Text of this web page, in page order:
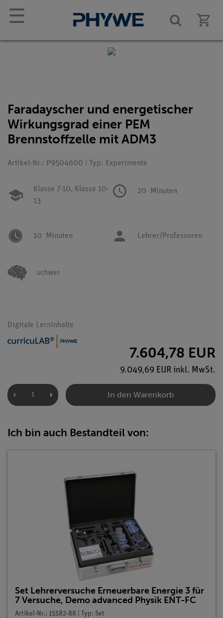
☰
Faradayscher und energetischer
Wirkungsgrad einer PEM
Brennstoffzelle mit ADM3
Artikel-Nr.: P9504600 | Typ: Experimente
Klasse 7-10, Klasse 10-
13
20 Minuten
10 Minuten Lehrer/Professoren
schwer
Digitale Lerninhalte
7.604,78 EUR
9.049,69 EUR inkl. MwSt.
In den Warenkorb
Ich bin auch Bestandteil von:
Set Lehrerversuche Erneuerbare Energie 3 für
7 Versuche, Demo advanced Physik ENT-FC
Artikel-Nr.: 15582-88 | Typ: Set